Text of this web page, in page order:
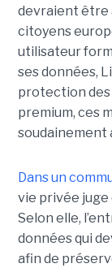
devraient être
citoyens
utilisateur
ses données,
protection des
premium, ces
soudainement
Dans un
vie privée
Selon elle,
données qui
afin de